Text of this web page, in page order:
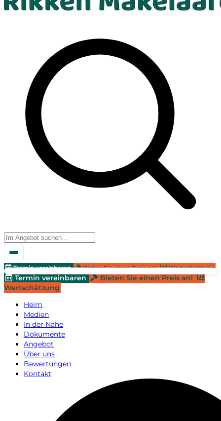
Termin vereinbaren Bieten Sie einen Preis an! Wertschätzung
Termin vereinbaren
Bieten Sie einen Preis an!
Wertschätzung
Heim
Medien
In der Nähe
Dokumente
Angebot
Über uns
Bewertungen
Kontakt